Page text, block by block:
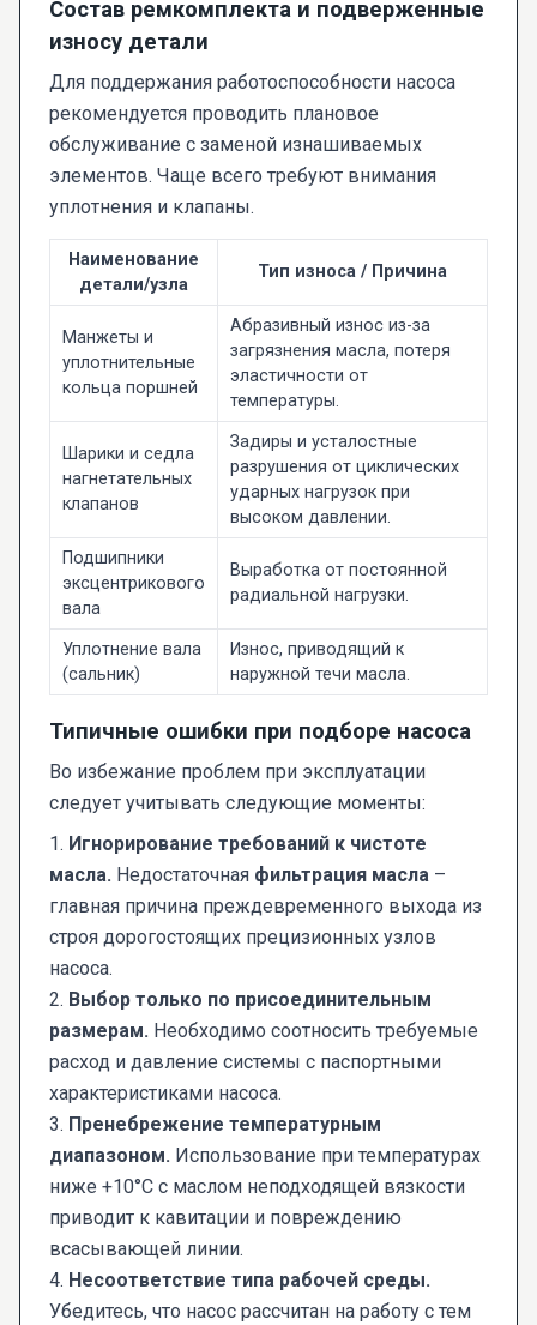
Состав ремкомплекта и подверженные
износу детали
Для поддержания работоспособности насоса
рекомендуется проводить плановое
обслуживание с заменой изнашиваемых
элементов. Чаще всего требуют внимания
уплотнения и клапаны.
Наименование
детали/узла
Тип износа / Причина
Манжеты и
уплотнительные
кольца поршней
Абразивный износ из-за
загрязнения масла, потеря
эластичности от
температуры.
Шарики и седла
нагнетательных
клапанов
Задиры и усталостные
разрушения от циклических
ударных нагрузок при
высоком давлении.
Подшипники
эксцентрикового
вала
Выработка от постоянной
радиальной нагрузки.
Уплотнение вала
(сальник)
Износ, приводящий к
наружной течи масла.
Типичные ошибки при подборе насоса
Во избежание проблем при эксплуатации
следует учитывать следующие моменты:
1. Игнорирование требований к чистоте
масла. Недостаточная фильтрация масла –
главная причина преждевременного выхода из
строя дорогостоящих прецизионных узлов
насоса.
2. Выбор только по присоединительным
размерам. Необходимо соотносить требуемые
расход и давление системы с паспортными
характеристиками насоса.
3. Пренебрежение температурным
диапазоном. Использование при температурах
ниже +10°C с маслом неподходящей вязкости
приводит к кавитации и повреждению
всасывающей линии.
4. Несоответствие типа рабочей среды.
Убедитесь, что насос рассчитан на работу с тем